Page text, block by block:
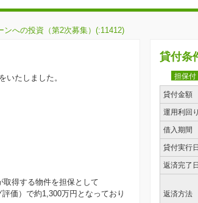
ンへの投資（第2次募集）(:11412)
いたしました。
得する物件を担保として
価）で約1,300万円となっており
貸付条
担保付
貸付金額
運用利回り
借入期間
貸付実行日
返済完了日
返済方法